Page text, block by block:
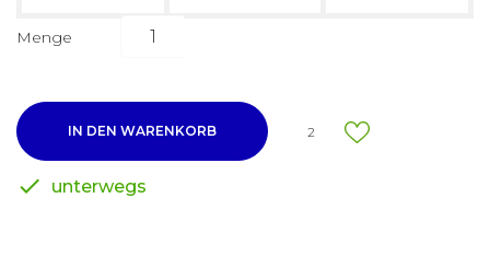
Menge
IN DEN WARENKORB 2
 unterwegs